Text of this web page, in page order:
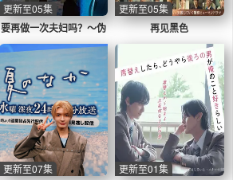
要再做一次夫妇吗？～伪
装夫妇～
更新至05集
再见黑色
更新至05集
更新至07集 更新至01集